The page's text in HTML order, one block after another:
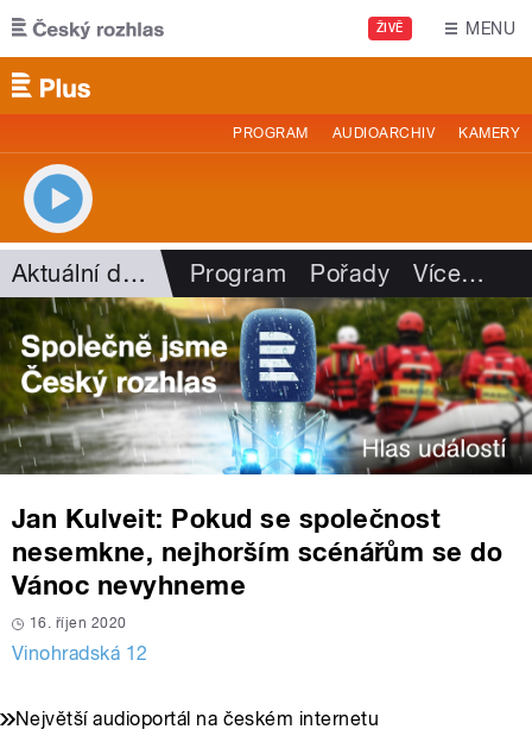
Přejít k hlavnímu obsahu
ŽIVĚ MENU
PROGRAM AUDIOARCHIV KAMERY
Aktuální dění Program Pořady Více…
Jan Kulveit: Pokud se společnost
nesemkne, nejhorším scénářům se do
Vánoc nevyhneme
16. říjen 2020
Vinohradská 12
Největší audioportál na českém internetu